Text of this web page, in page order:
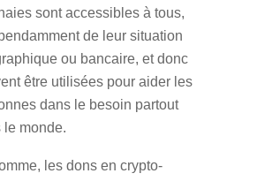
sont accessibles à tous,
de leur situation
ou bancaire, et donc
être utilisées pour aider les
dans le besoin partout
le monde.
les dons en crypto-